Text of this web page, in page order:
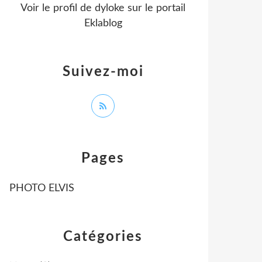
Catégories
Pages
PHOTO ELVIS
Suivez-moi
Voir le profil de dyloke sur le portail
Eklablog